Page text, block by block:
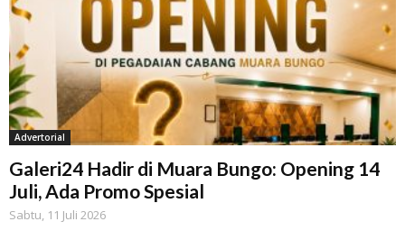
Advertorial
Galeri24 Hadir di Muara Bungo: Opening 14
Juli, Ada Promo Spesial
Sabtu, 11 Juli 2026